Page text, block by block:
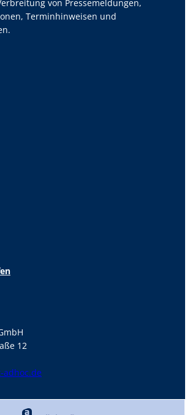
von Pressemeldungen,
Terminhinweisen und
12
adhoc.de